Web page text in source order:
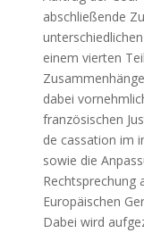
abschließende
einem vierten
dabei
französischen
de cassation im
sowie die
Rechtsprechung
Europäischen
Dabei wird